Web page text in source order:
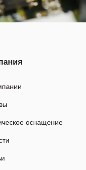
оснащение